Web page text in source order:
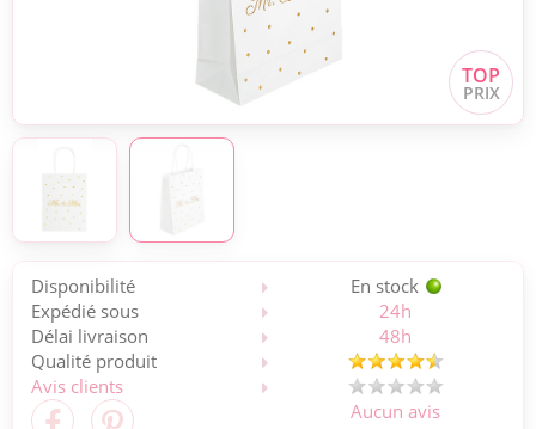
Disponibilité
En stock
Expédié sous
24h
Délai livraison
48h
Qualité produit
Avis clients
Aucun avis